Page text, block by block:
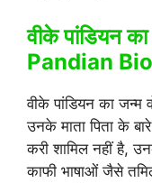
वीके पांडियन
Pandian
वीके पांडियन का
उनके माता पिता के
करी शामिल नहीं है,
काफी भाषाओं जैसे